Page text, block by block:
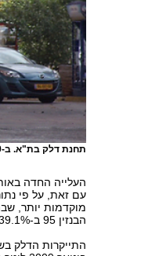
תחנת דלק בת"א. ב-2009 מחירי הדלקים היו בשפל
עם זאת, על פי
הבנזין 95 ב-39.1% בעוד שמחיר הסולר עלה ב-38.4%.
התייקרות הדלק